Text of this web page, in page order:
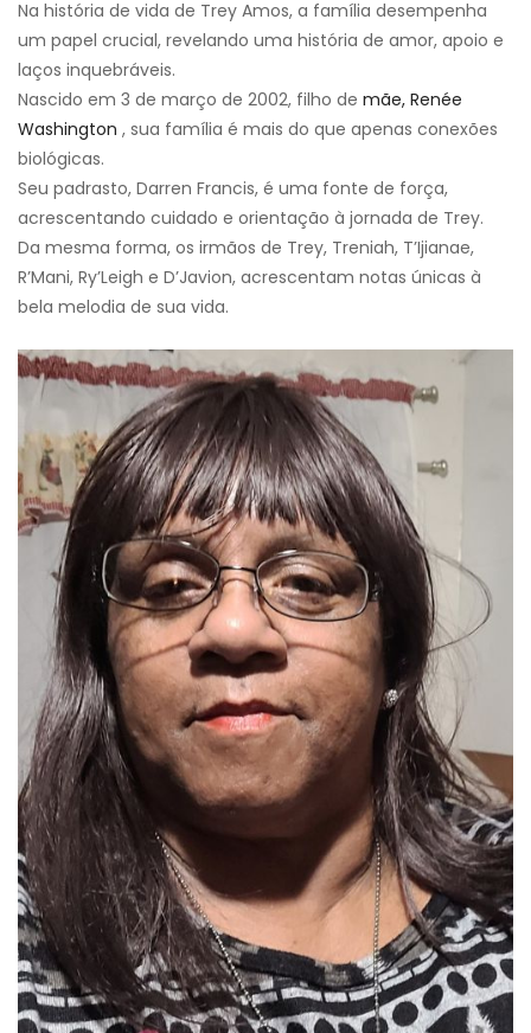
Na história de vida de Trey Amos, a família desempenha
um papel crucial, revelando uma história de amor, apoio e
laços inquebráveis.
Nascido em 3 de março de 2002, filho de mãe, Renée
Washington , sua família é mais do que apenas conexões
biológicas.
Seu padrasto, Darren Francis, é uma fonte de força,
acrescentando cuidado e orientação à jornada de Trey.
Da mesma forma, os irmãos de Trey, Treniah, T’Ijianae,
R’Mani, Ry’Leigh e D’Javion, acrescentam notas únicas à
bela melodia de sua vida.